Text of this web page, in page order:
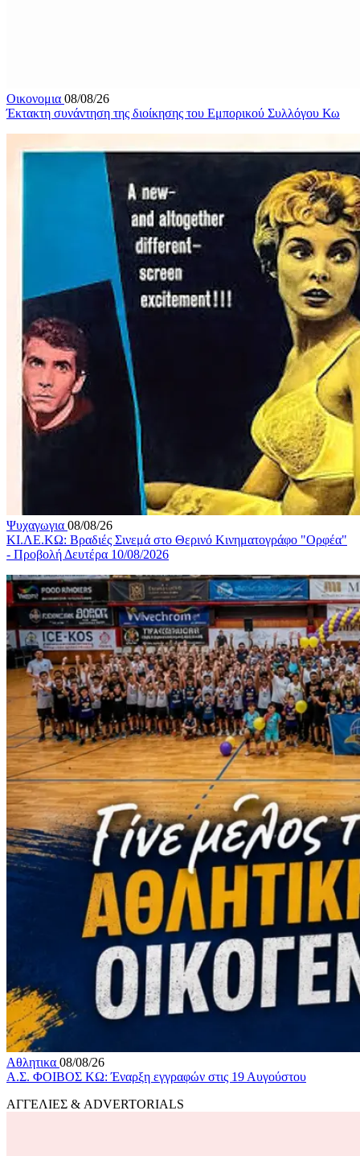
Οικονομια 08/08/26
Έκτακτη συνάντηση της διοίκησης του Εμπορικού Συλλόγου Κω
Ψυχαγωγια 08/08/26
ΚΙ.ΛΕ.ΚΩ: Βραδιές Σινεμά στο Θερινό Κινηματογράφο "Ορφέα"
- Προβολή Δευτέρα 10/08/2026
Αθλητικα 08/08/26
Α.Σ. ΦΟΙΒΟΣ ΚΩ: Έναρξη εγγραφών στις 19 Αυγούστου
ΑΓΓΕΛΙΕΣ & ADVERTORIALS